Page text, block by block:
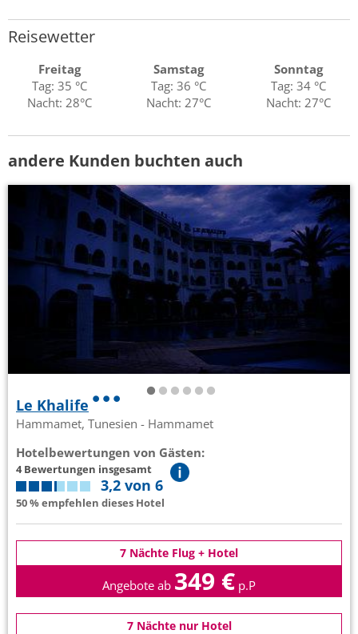
Reisewetter
Freitag
Tag: 35 °C
Nacht: 28°C
Samstag
Tag: 36 °C
Nacht: 27°C
Sonntag
Tag: 34 °C
Nacht: 27°C
andere Kunden buchten auch
Le Khalife
Hammamet, Tunesien - Hammamet
Hotelbewertungen von Gästen:
4 Bewertungen insgesamt
3,2 von 6
50 % empfehlen dieses Hotel
7 Nächte Flug + Hotel
Angebote ab 349 € p.P
7 Nächte nur Hotel